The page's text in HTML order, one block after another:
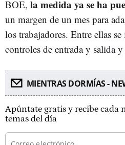
BOE, la medida ya se ha
un margen de un mes para
los trabajadores. Entre ellas
controles de entrada y salida
MIENTRAS DORMÍAS -
Apúntate gratis y recibe cada
temas del día